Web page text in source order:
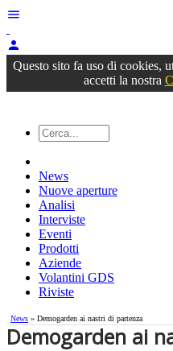
menu
person
Questo sito fa uso di cookies,
accetti la nostra
News
Nuove aperture
Analisi
Interviste
Eventi
Prodotti
Aziende
Volantini GDS
Riviste
News » Demogarden ai nastri di partenza
Demogarden ai